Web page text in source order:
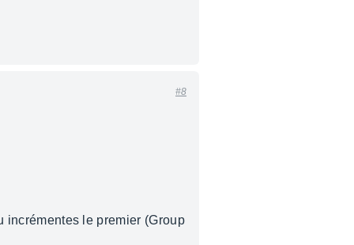
#8
incrémentes le premier (Group